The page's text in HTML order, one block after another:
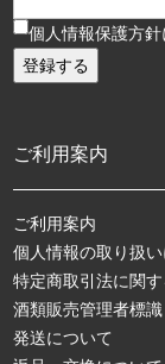
個人情報保護方針
ご利用案内
ご利用案内
個人情報の取り扱
特定商取引法に関
酒類販売管理者標識
発送について